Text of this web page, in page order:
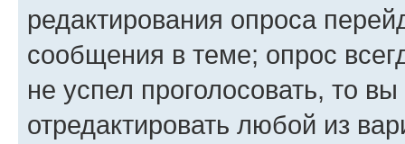
редактирования опроса
сообщения в теме; опрос
не успел проголосовать, то
отредактировать любой из